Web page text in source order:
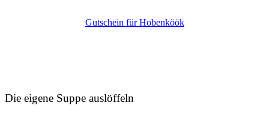
Gutschein für Hobenköök
Die eigene Suppe auslöffeln